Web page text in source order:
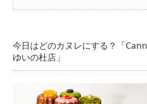
今日はどのカヌレにする？「
ゆいの杜店」